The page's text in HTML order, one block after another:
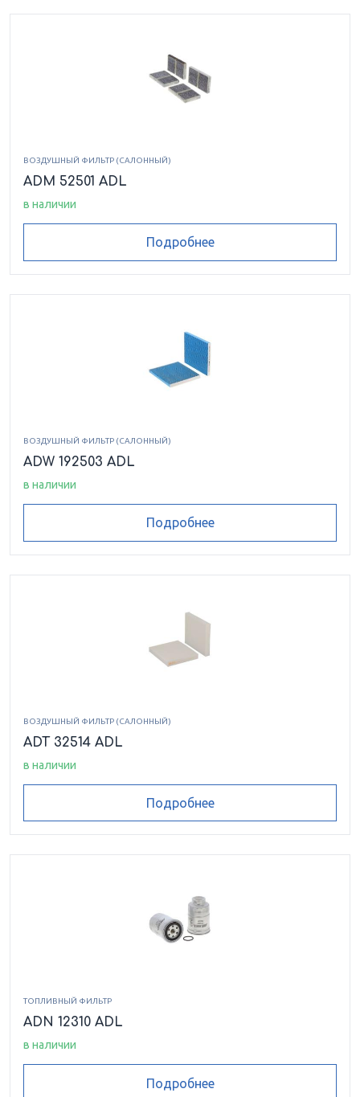
ВОЗДУШНЫЙ ФИЛЬТР (САЛОННЫЙ)
ADM 52501 ADL
в наличии
Подробнее
ВОЗДУШНЫЙ ФИЛЬТР (САЛОННЫЙ)
ADW 192503 ADL
в наличии
Подробнее
ВОЗДУШНЫЙ ФИЛЬТР (САЛОННЫЙ)
ADT 32514 ADL
в наличии
Подробнее
ТОПЛИВНЫЙ ФИЛЬТР
ADN 12310 ADL
в наличии
Подробнее